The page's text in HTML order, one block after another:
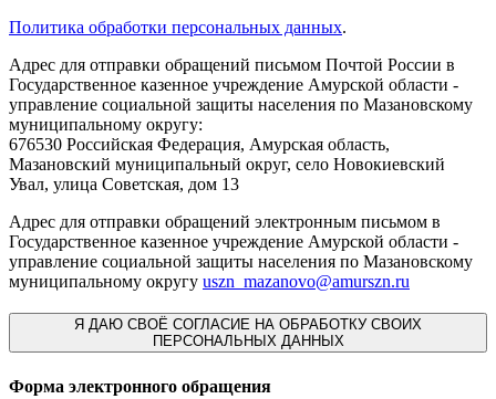
Политика обработки персональных данных.
Адрес для отправки обращений письмом Почтой России в
Государственное казенное учреждение Амурской области -
управление социальной защиты населения по Мазановскому
муниципальному округу:
676530 Российская Федерация, Амурская область,
Мазановский муниципальный округ, село Новокиевский
Увал, улица Советская, дом 13
Адрес для отправки обращений электронным письмом в
Государственное казенное учреждение Амурской области -
управление социальной защиты населения по Мазановскому
муниципальному округу uszn_mazanovo@amurszn.ru
Я ДАЮ СВОЁ СОГЛАСИЕ НА ОБРАБОТКУ СВОИХ
ПЕРСОНАЛЬНЫХ ДАННЫХ
Форма электронного обращения